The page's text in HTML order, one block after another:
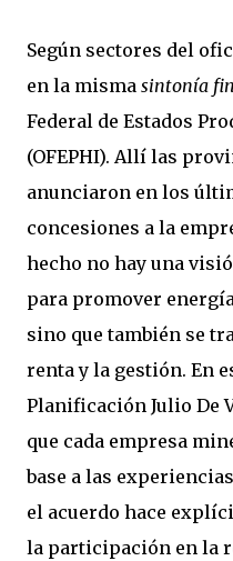
Según sectores del
en la misma sintonía
Federal de Estados
(OFEPHI). Allí las
anunciaron en los
concesiones a la
hecho no hay una
para promover
sino que también se
renta y la gestión. En
Planificación Julio De
que cada empresa
base a las
el acuerdo hace
la participación en la